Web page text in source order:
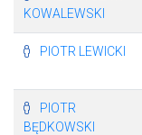
KOWALEWSKI
PIOTR LEWICKI
PIOTR
BĘDKOWSKI